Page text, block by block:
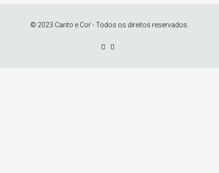
© 2023 Canto e Cor - Todos os direitos reservados.